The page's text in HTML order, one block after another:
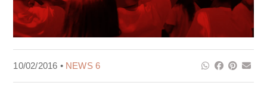
10/02/2016 • NEWS 6